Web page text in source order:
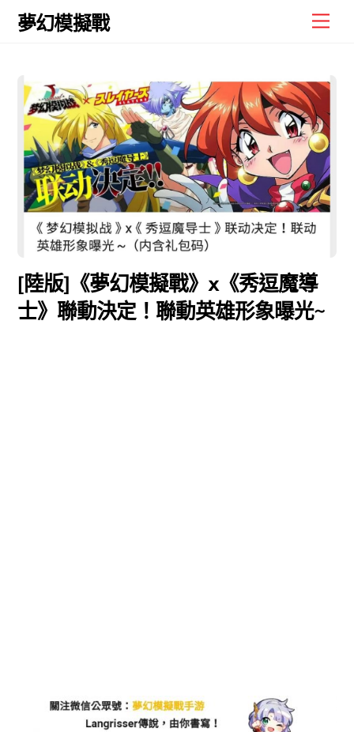
Skip
夢幻模擬戰
[陸版]《夢幻模擬戰》x《秀逗魔導
士》聯動決定！聯動英雄形象曝光~